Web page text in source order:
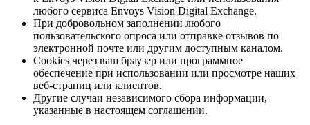
любого сервиса Envoys Vision Digital Exchange.
При добровольном заполнении любого
пользовательского опроса или отправке отзывов по
электронной почте или другим доступным каналом.
Cookies через ваш браузер или программное
обеспечение при использовании или просмотре наших
веб-страниц или клиентов.
Другие случаи независимого сбора информации,
указанные в настоящем соглашении.